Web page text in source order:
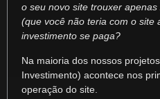
o seu novo site trouxer apenas
(que você não teria com o site
investimento se paga?
Na maioria dos nossos
Investimento) acontece nos
operação do site.